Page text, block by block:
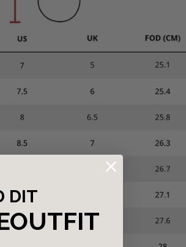
DIT